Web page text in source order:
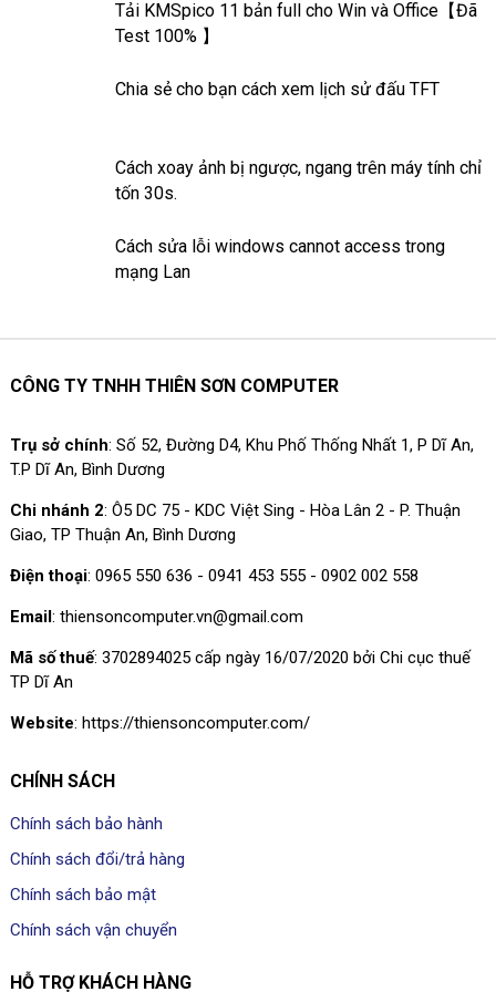
ấn tượng trên Facebook lại có
thể lưu trữ lâu dài, đến lúc bạn
tin nổi bật trên ứng dụng
Tải KMSpico 11 bản full cho Win và Office【Đã
Test 100% 】
Chia sẻ cho bạn cách xem lịch sử đấu TFT
Cách xoay ảnh bị ngược, ngang trên máy tính chỉ
tốn 30s.
Cách sửa lỗi windows cannot access trong
mạng Lan
CÔNG TY TNHH THIÊN SƠN COMPUTER
Trụ sở chính: Số 52, Đường D4, Khu Phố Thống Nhất 1, P Dĩ An,
T.P Dĩ An, Bình Dương
Chi nhánh 2: Ô5 DC 75 - KDC Việt Sing - Hòa Lân 2 - P. Thuận
Giao, TP Thuận An, Bình Dương
Điện thoại: 0965 550 636 - 0941 453 555 - 0902 002 558
Email: thiensoncomputer.vn@gmail.com
Mã số thuế: 3702894025 cấp ngày 16/07/2020 bởi Chi cục thuế
TP Dĩ An
Website: https://thiensoncomputer.com/
CHÍNH SÁCH
Chính sách bảo hành
Chính sách đổi/trả hàng
Chính sách bảo mật
Chính sách vận chuyển
HỖ TRỢ KHÁCH HÀNG